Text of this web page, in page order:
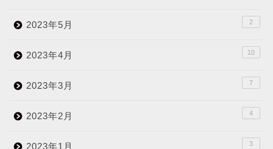
2023年5月 2
2023年4月 10
2023年3月 7
2023年2月 4
2023年1月 3